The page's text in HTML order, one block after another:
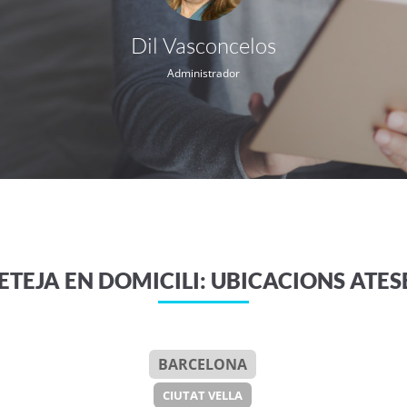
Dil Vasconcelos
Administrador
EN DOMICILI: UBICACIONS
BARCELONA
CIUTAT VELLA